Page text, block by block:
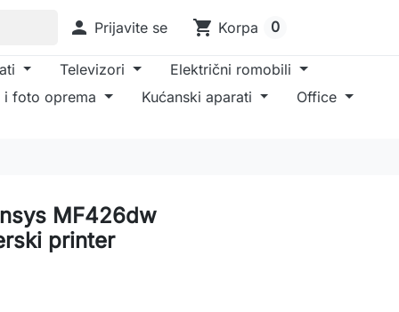
 Prijavite se shopping_cart Korpa 0
Televizori
Električni romobili
i foto oprema Kućanski aparati
Office
MF426dw
printer